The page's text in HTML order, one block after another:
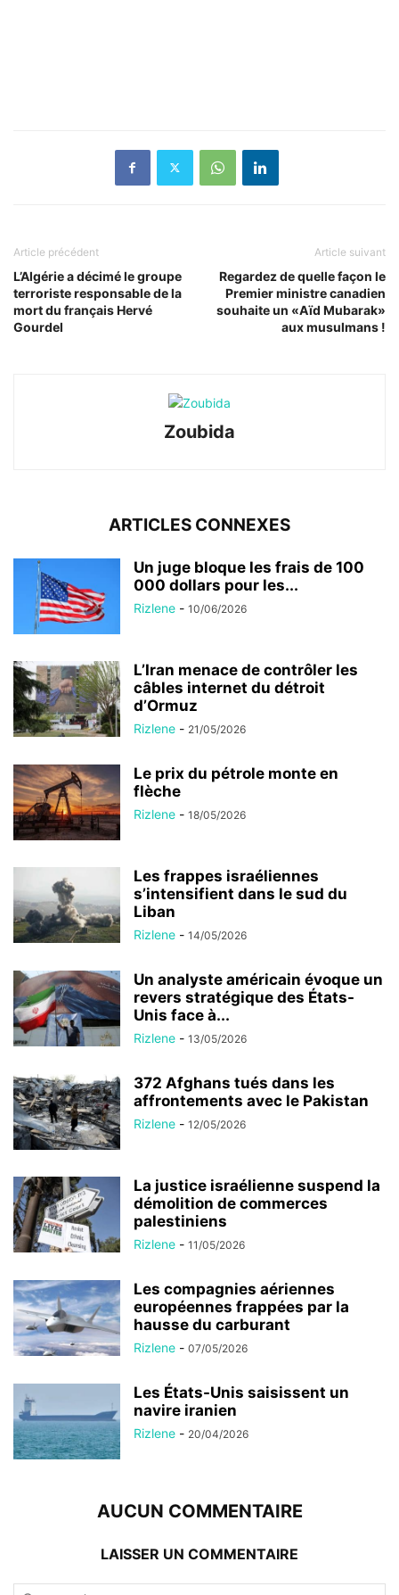
Article précédent
L’Algérie a décimé le groupe
terroriste responsable de la
mort du français Hervé
Gourdel
Article suivant
Regardez de quelle façon le
Premier ministre canadien
souhaite un «Aïd Mubarak»
aux musulmans !
Zoubida
ARTICLES CONNEXES
Un juge bloque les frais de 100
000 dollars pour les...
Rizlene - 10/06/2026
L’Iran menace de contrôler les
câbles internet du détroit
d’Ormuz
Rizlene - 21/05/2026
Le prix du pétrole monte en
flèche
Rizlene - 18/05/2026
Les frappes israéliennes
s’intensifient dans le sud du
Liban
Rizlene - 14/05/2026
Un analyste américain évoque un
revers stratégique des États-
Unis face à...
Rizlene - 13/05/2026
372 Afghans tués dans les
affrontements avec le Pakistan
Rizlene - 12/05/2026
La justice israélienne suspend la
démolition de commerces
palestiniens
Rizlene - 11/05/2026
Les compagnies aériennes
européennes frappées par la
hausse du carburant
Rizlene - 07/05/2026
Les États-Unis saisissent un
navire iranien
Rizlene - 20/04/2026
AUCUN COMMENTAIRE
LAISSER UN COMMENTAIRE